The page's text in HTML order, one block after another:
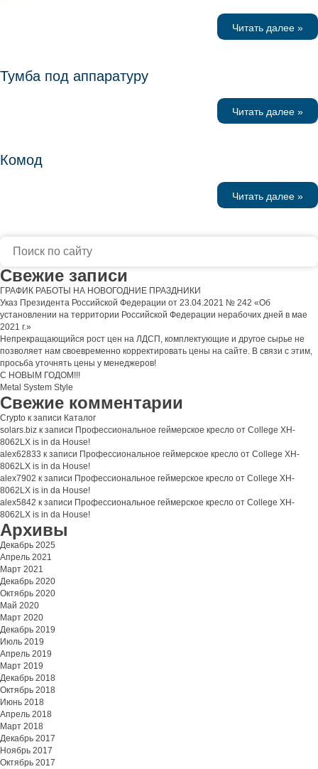
Читать далее »
Тумба под аппаратуру
Читать далее »
Комод
Читать далее »
Свежие записи
ГРАФИК РАБОТЫ НА НОВОГОДНИЕ ПРАЗДНИКИ
Указ Президента Российской Федерации от 23.04.2021 № 242 «Об
установлении на территории Российской Федерации нерабочих дней в мае
2021 г.»
Непрекращающийся рост цен на ЛДСП, комплектующие и другое сырье не
позволяет нам своевременно корректировать цены на сайте. В связи с этим,
просьба уточнять цены у менеджеров!
С НОВЫМ ГОДОМ!!!
Metal System Style
Свежие комментарии
Crypto к записи Каталог
solars.biz к записи Профессиональное геймерское кресло от College XH-
8062LX is in da House!
alex62833 к записи Профессиональное геймерское кресло от College XH-
8062LX is in da House!
alex7902 к записи Профессиональное геймерское кресло от College XH-
8062LX is in da House!
alex5842 к записи Профессиональное геймерское кресло от College XH-
8062LX is in da House!
Архивы
Декабрь 2025
Апрель 2021
Март 2021
Декабрь 2020
Октябрь 2020
Май 2020
Март 2020
Декабрь 2019
Июль 2019
Апрель 2019
Март 2019
Декабрь 2018
Октябрь 2018
Июнь 2018
Апрель 2018
Март 2018
Декабрь 2017
Ноябрь 2017
Октябрь 2017